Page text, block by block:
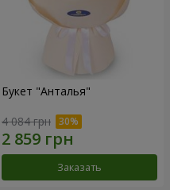
Букет "Анталья"
4 084 грн
Заказать